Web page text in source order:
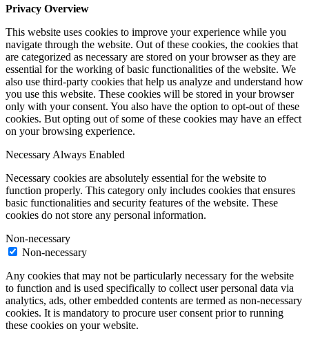
Privacy Overview
This website uses cookies to improve your experience while you
navigate through the website. Out of these cookies, the cookies that
are categorized as necessary are stored on your browser as they are
essential for the working of basic functionalities of the website. We
also use third-party cookies that help us analyze and understand how
you use this website. These cookies will be stored in your browser
only with your consent. You also have the option to opt-out of these
cookies. But opting out of some of these cookies may have an effect
on your browsing experience.
NecessaryAlways Enabled
Necessary cookies are absolutely essential for the website to
function properly. This category only includes cookies that ensures
basic functionalities and security features of the website. These
cookies do not store any personal information.
Non-necessary
Non-necessary
Any cookies that may not be particularly necessary for the website
to function and is used specifically to collect user personal data via
analytics, ads, other embedded contents are termed as non-necessary
cookies. It is mandatory to procure user consent prior to running
these cookies on your website.